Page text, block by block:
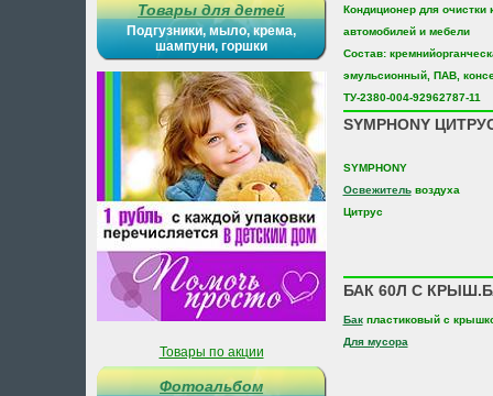
Товары для детей
Подгузники, мыло, крема,
шампуни, горшки
Товары по акции
Фотоальбом
Кондиционер для очистки
автомобилей и мебели
Состав:
эмульсионный, ПАВ,
ТУ-2380-004-92962787-11
SYMPHONY
SYMPHONY
Освежительвоздуха
Цитрус
БАК 60Л С
Бакпластиковый с
Для мусора